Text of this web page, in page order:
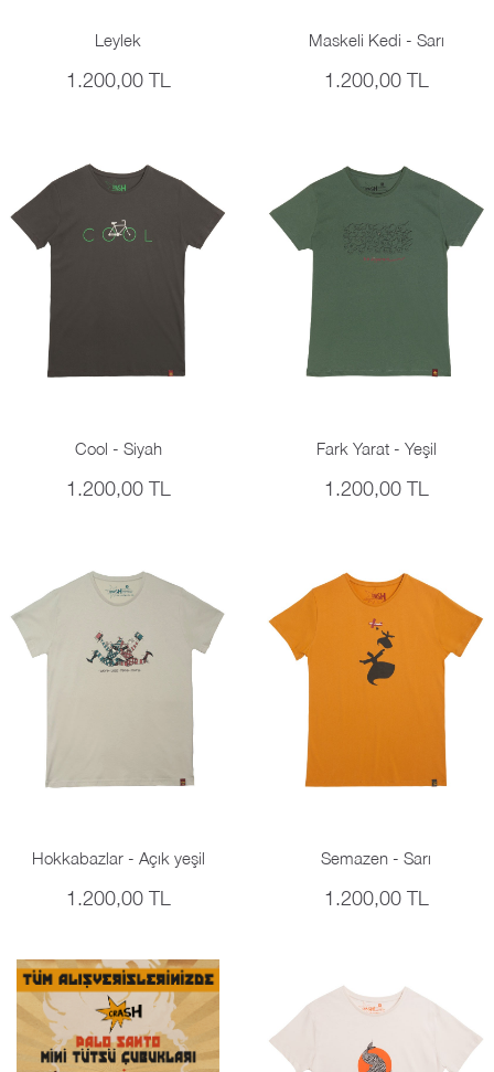
Leylek
1.200,00 TL
Maskeli Kedi - Sarı
1.200,00 TL
Cool - Siyah
1.200,00 TL
Fark Yarat - Yeşil
1.200,00 TL
Hokkabazlar - Açık yeşil
1.200,00 TL
Semazen - Sarı
1.200,00 TL